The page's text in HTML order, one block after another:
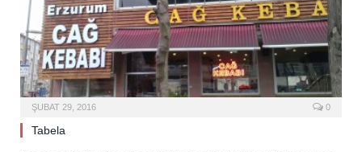
ŞUBAT 29, 2016 0
Tabela